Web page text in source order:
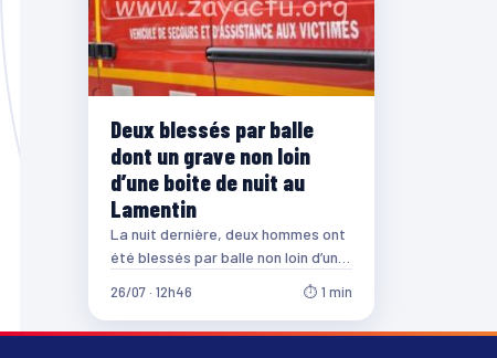
Deux blessés par balle
dont un grave non loin
d’une boite de nuit au
Lamentin
La nuit dernière, deux hommes ont
été blessés par balle non loin d’une
26/07 · 12h46 ⏱ 1 min